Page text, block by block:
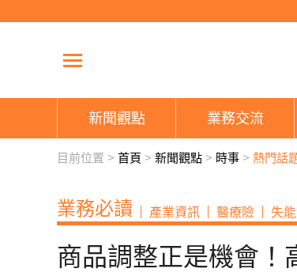
新聞觀點 業務交流
目前位置 > 首頁 > 新聞觀點 > 時事 > 熱門話
業務必讀 產業資訊 醫療險 失
商品調整正是機會！